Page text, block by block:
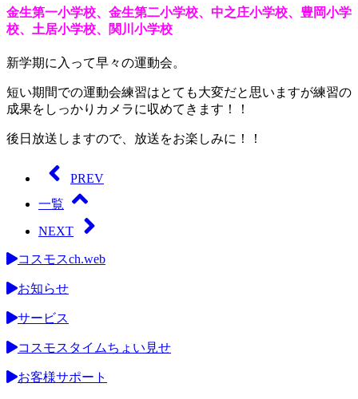
金生第一小学校、金生第二小学校、中之庄小学校、豊岡小学
校、土居小学校、関川小学校
新学期に入って早々の運動会。
短い期間での運動会練習はとても大変だと思いますが練習の
成果をしっかりカメラに収めてきます！！
後日放送しますので、放送をお楽しみに！！
PREV
一覧
NEXT
コスモスch.web
お知らせ
サービス
コスモスタイムちょい見せ
お客様サポート